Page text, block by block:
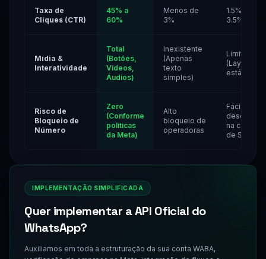
Taxa de
Cliques (CTR)
45% a
60%
Menos de
3%
1.5% a
3.5%
Mídia &
Interatividade
Total
(Botões,
Videos,
Áudios)
Inexistente
(Apenas
texto
simples)
Limitada
(Layout
estático)
Risco de
Bloqueio de
Número
Zero
(Conforme
políticas
da Meta)
Alto
bloqueio de
operadoras
Fácil
descarte
na caixa
de SPAM
IMPLEMENTAÇÃO SIMPLIFICADA
Quer implementar a API Oficial do
WhatsApp?
Auxiliamos em toda a estruturação da sua conta WABA,